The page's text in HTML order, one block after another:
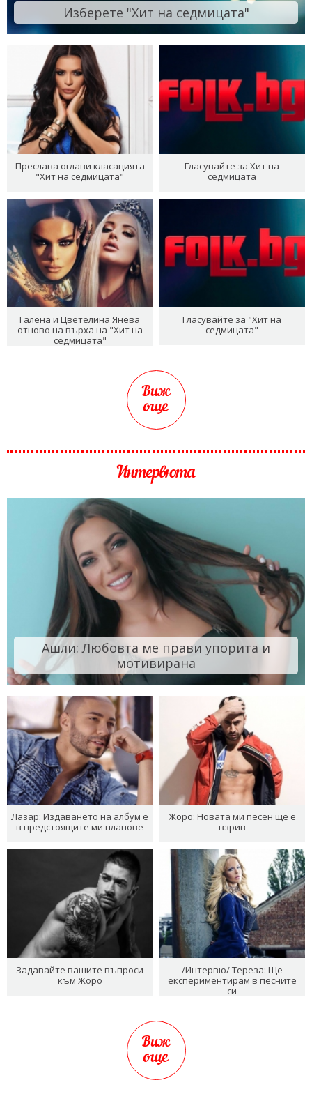
Изберете "Хит на седмицата"
Преслава оглави класацията
"Хит на седмицата"
Гласувайте за Хит на
седмицата
Галена и Цветелина Янева
отново на върха на "Хит на
седмицата"
Гласувайте за "Хит на
седмицата"
Виж
още
Интервюта
Ашли: Любовта ме прави упорита и
мотивирана
Лазар: Издаването на албум е
в предстоящите ми планове
Жоро: Новата ми песен ще е
взрив
Задавайте вашите въпроси
към Жоро
/Интервю/ Тереза: Ще
експериментирам в песните
си
Виж
още